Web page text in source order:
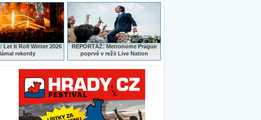
Let It Roll Winter 2026
lámal rekordy
REPORTÁŽ:Metronome Prague
poprvé v režii Live Nation